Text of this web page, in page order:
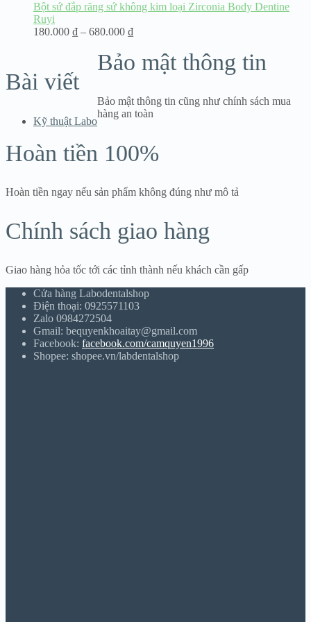
Bột sứ đắp răng sứ không kim loại Zirconia Body Dentine
Ruyi
180.000 ₫ – 680.000 ₫Khoảng
180.000 ₫
Bài viết
Kỹ thuật Labo
Bảo mật thông tin
Bảo mật thông tin cũng như chính sách mua
hàng an toàn
Hoàn tiền 100%
Hoàn tiền ngay nếu sản phẩm không đúng như mô tả
Chính sách giao hàng
Giao hàng hỏa tốc tới các tỉnh thành nếu khách cần gấp
Cửa hàng Labodentalshop
Điện thoại: 0925571103
Zalo 0984272504
Gmail: bequyenkhoaitay@gmail.com
Facebook: facebook.com/camquyen1996
Shopee: shopee.vn/labdentalshop